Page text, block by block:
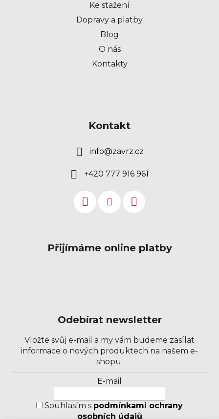
Ke stažení
Dopravy a platby
Blog
O nás
Kontakty
Kontakt
info@zavrz.cz
+420 777 916 961
Přijímáme online platby
Odebírat newsletter
Vložte svůj e-mail a my vám budeme zasílat
informace o nových produktech na našem e-
shopu.
odběru
E-mail
Souhlasím s podmínkami ochrany
osobních údajů